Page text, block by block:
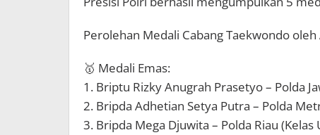
Perolehan Medali Cabang Taekwondo
🥇 Medali Emas:
1. Briptu Rizky Anugrah Prasetyo – Polda
2. Bripda Adhetian Setya Putra – Polda
3. Bripda Mega Djuwita – Polda Riau (Kelas